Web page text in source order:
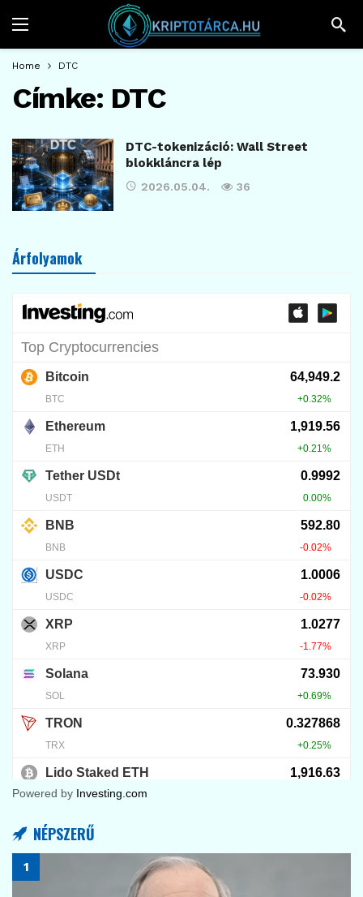
Home DTC
Címke: DTC
DTC-tokenizáció: Wall Street
blokkláncra lép
2026.05.04. 36
Árfolyamok
Powered by Investing.com
NÉPSZERŰ